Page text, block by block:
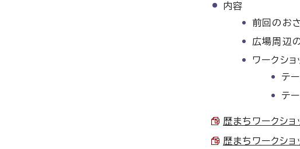
内容
前回のお
広場周辺
ワークショ
テ
テ
歴まちワークシ
歴まちワークシ